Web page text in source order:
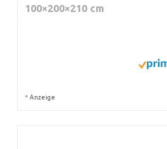
100×200×210 cm
* Anzeige